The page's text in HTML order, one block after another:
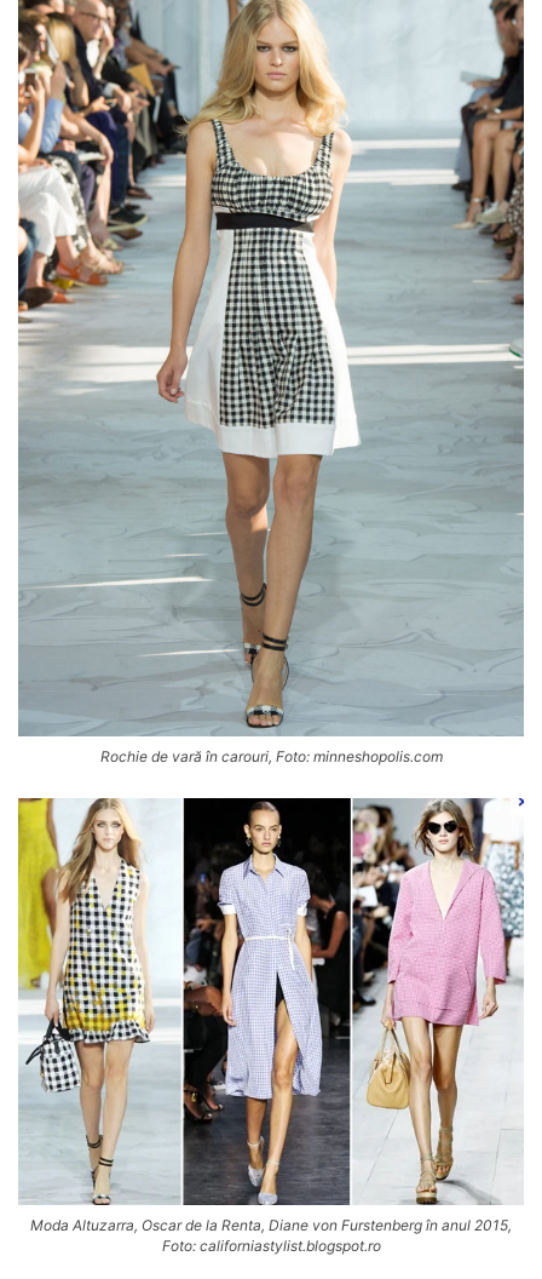
Rochie de vară în carouri, Foto: minneshopolis.com
Moda Altuzarra, Oscar de la Renta, Diane von Furstenberg în anul 2015,
Foto: californiastylist.blogspot.ro